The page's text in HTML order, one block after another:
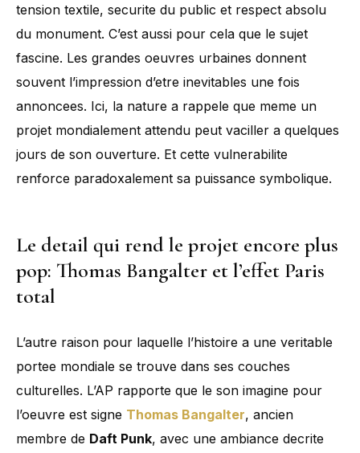
tension textile, securite du public et respect absolu
du monument. C’est aussi pour cela que le sujet
fascine. Les grandes oeuvres urbaines donnent
souvent l’impression d’etre inevitables une fois
annoncees. Ici, la nature a rappele que meme un
projet mondialement attendu peut vaciller a quelques
jours de son ouverture. Et cette vulnerabilite
renforce paradoxalement sa puissance symbolique.
Le detail qui rend le projet encore plus
pop: Thomas Bangalter et l’effet Paris
total
L’autre raison pour laquelle l’histoire a une veritable
portee mondiale se trouve dans ses couches
culturelles. L’AP rapporte que le son imagine pour
l’oeuvre est signe Thomas Bangalter, ancien
membre de Daft Punk, avec une ambiance decrite